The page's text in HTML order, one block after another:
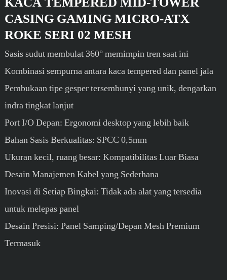
CASING GAMING MICRO-ATX
ROKE SERI 02 MESH
Sasis sudut membulat 360° memimpin tren saat ini
Kombinasi sempurna antara kaca tempered dan panel jala
Pembukaan tipe gesper tersembunyi yang unik, dengarkan
indra tingkat lanjut
Port I/O Depan: Ergonomi desktop yang lebih baik
Bahan Sasis Berkualitas: SPCC 0,5mm
Ukuran kecil, ruang besar: Kompatibilitas Luar Biasa
Desain Manajemen Kabel yang Sederhana
Inovasi di Setiap Bingkai: Tidak ada alat yang tersedia
untuk melepas panel
Desain Presisi: Panel Samping/Depan Mesh Premium
Termasuk